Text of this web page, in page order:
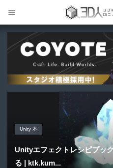
Unreal Engine アセット
Pipe It | 直感的にパイプ形状
5...
Unreal Engine アセット
Directive Utilities | ブループ
ス...
Unity 本
Unityエフェクトレシピブッ
る | ktk.kum...
アセット-Asset
SiroinoSotai | 完全無料＆
向け...
Blender アドオン
Bioform | 現役臨床医の
学に基づいて構築...